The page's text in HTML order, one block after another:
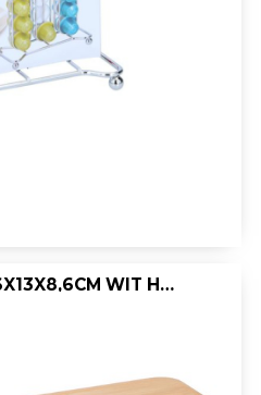
TISSUEBOX ALPINA 26X13X8,6CM WIT HOUT